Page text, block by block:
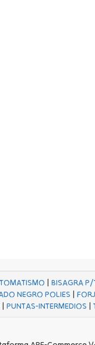
| BISAGRA
NEGRO POLIES |
| PUNTAS-INTERMEDIOS |